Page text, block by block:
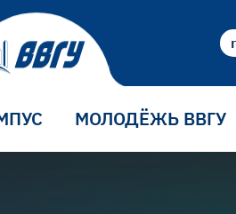
МОЛОДЁЖЬ ВВГУ